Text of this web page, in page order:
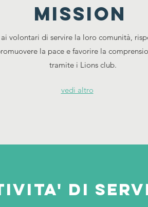
MISSION
volontari di servire la loro comunità,
la pace e favorire la
tramite i Lions club.
vedi altro
di